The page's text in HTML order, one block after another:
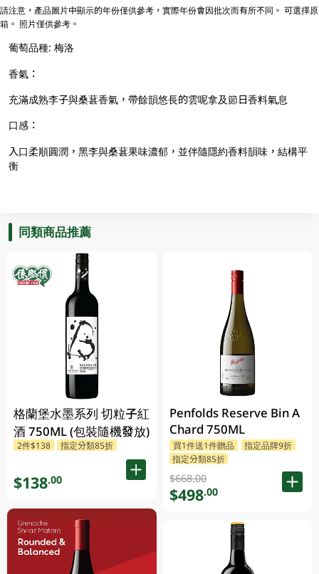
請注意，產品圖片中顯示的年份僅供參考，實際年份會因批次而有所不同。 可選擇原
箱。 照片僅供參考。
葡萄品種: 梅洛
香氣：
充滿成熟李子與桑葚香氣，帶餘韻悠長的雲呢拿及節日香料氣息
口感：
入口柔順圓潤，黑李與桑葚果味濃郁，並伴隨隱約香料韻味，結構平
衡
同類商品推薦
格蘭堡水墨系列 切粒子紅
酒 750ML (包裝隨機發放)
2件$138 指定分類85折
$138.00
Penfolds Reserve Bin A
Chard 750ML
買1件送1件贈品
指定品牌9折
指定分類85折
$668.00
$498.00